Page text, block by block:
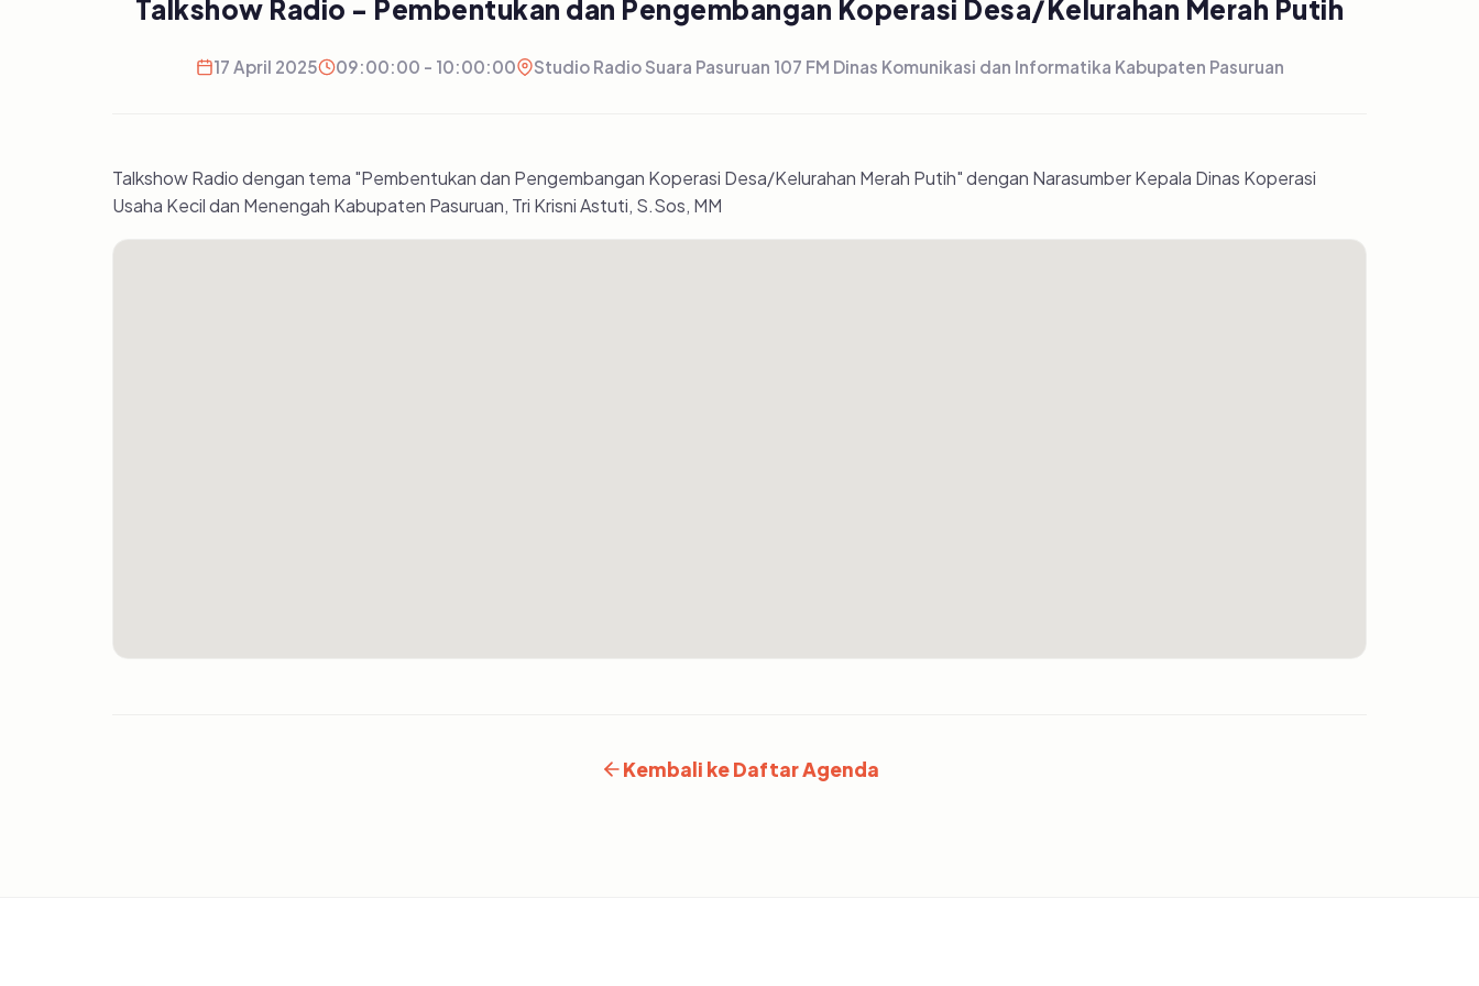
Talkshow Radio - Pembentukan dan Pengembangan Koperasi Desa/Kelurahan Merah Putih
17 April 2025 09:00:00 - 10:00:00 Studio Radio Suara Pasuruan 107 FM Dinas Komunikasi dan Informatika Kabupaten Pasuruan
Talkshow Radio dengan tema "Pembentukan dan Pengembangan Koperasi Desa/Kelurahan Merah Putih" dengan Narasumber Kepala Dinas Koperasi
Usaha Kecil dan Menengah Kabupaten Pasuruan, Tri Krisni Astuti, S.Sos, MM
Kembali ke Daftar Agenda